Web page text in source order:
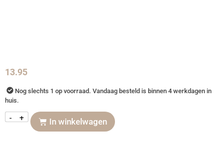
13.95
Nog slechts 1 op voorraad. Vandaag besteld is binnen 4 werkdagen in
huis.
- + In winkelwagen